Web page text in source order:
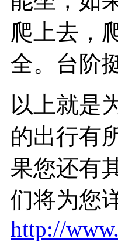
爬上去，
全。台阶
以上就是
的出行有
果您还有
们将为您
http://